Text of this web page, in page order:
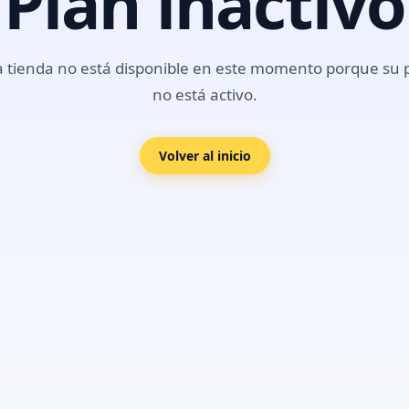
tienda no está disponible en este momento porque su
no está activo.
Volver al inicio